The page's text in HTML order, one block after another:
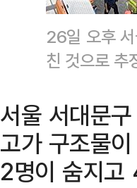
26일 오후
친 것으로 추
서울 서대문
고가 구조물
2명이 숨지고